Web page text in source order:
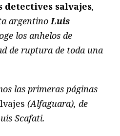
detectives salvajes,
argentinoLuis
los anhelos de
de ruptura de toda una
las primeras páginas
(Alfaguara), de
Scafati.